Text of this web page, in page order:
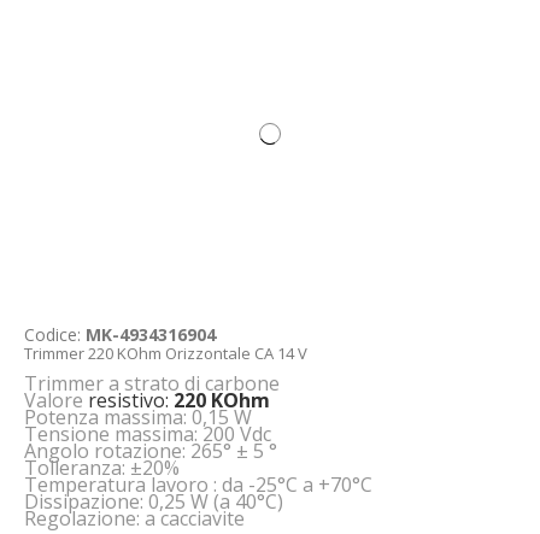
Codice: MK-4934316904
Trimmer 220 KOhm Orizzontale CA 14 V
Trimmer a strato di carbone
Valore resistivo: 220 KOhm
Potenza massima: 0,15 W
Tensione massima: 200 Vdc
Angolo rotazione: 265° ± 5 °
Tolleranza: ±20%
Temperatura lavoro : da -25°C a +70°C
Dissipazione: 0,25 W (a 40°C)
Regolazione: a cacciavite